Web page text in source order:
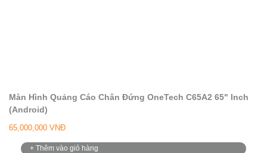
Màn Hình Quảng Cáo Chân Đứng OneTech C65A2 65" Inch
(Android)
65,000,000 VNĐ
+ Thêm vào giỏ hàng